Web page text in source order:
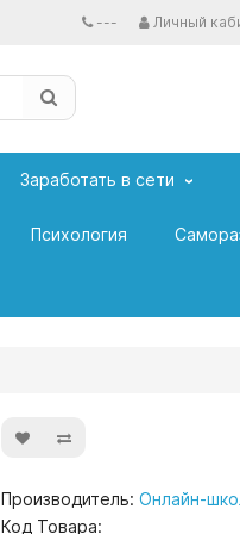
--- Личный
Заработать в сети
Психология
Производитель: Онлайн-
Код Товара: